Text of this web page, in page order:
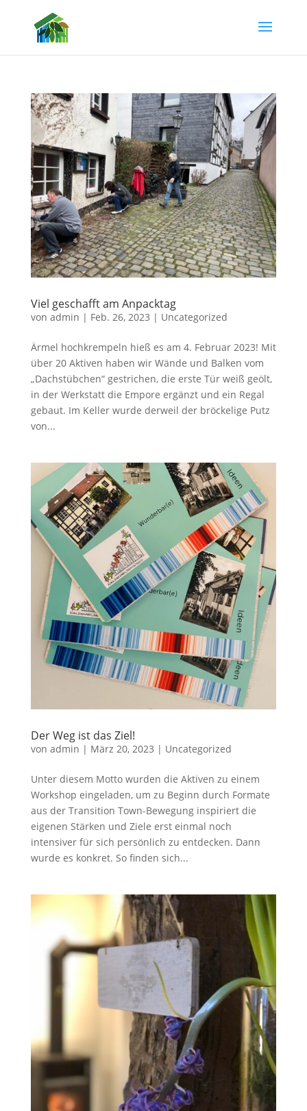
Viel geschafft am Anpacktag
von admin | Feb. 26, 2023 | Uncategorized
Ärmel hochkrempeln hieß es am 4. Februar 2023! Mit
über 20 Aktiven haben wir Wände und Balken vom
„Dachstübchen“ gestrichen, die erste Tür weiß geölt,
in der Werkstatt die Empore ergänzt und ein Regal
gebaut. Im Keller wurde derweil der bröckelige Putz
von...
Der Weg ist das Ziel!
von admin | März 20, 2023 | Uncategorized
Unter diesem Motto wurden die Aktiven zu einem
Workshop eingeladen, um zu Beginn durch Formate
aus der Transition Town-Bewegung inspiriert die
eigenen Stärken und Ziele erst einmal noch
intensiver für sich persönlich zu entdecken. Dann
wurde es konkret. So finden sich...